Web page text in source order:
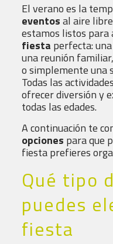
El verano es la
eventosal aire
estamos listos
fiesta perfecta:
una reunión
o simplemente una
Todas las
ofrecer diversión y
todas las edades.
A continuación te
opciones para que
fiesta prefieres
Qué tipo
puedes
fiesta